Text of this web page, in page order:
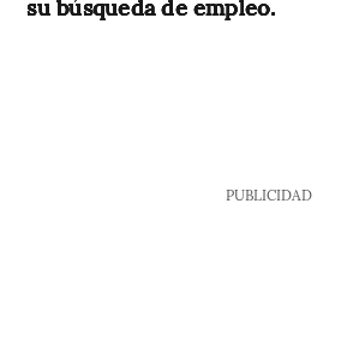
su búsqueda de empleo.
PUBLICIDAD